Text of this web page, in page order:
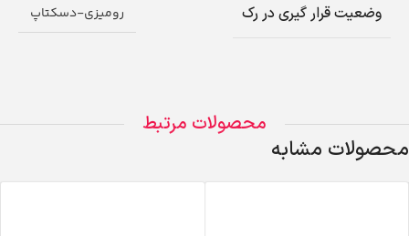
وضعیت قرار گیری در رک رومیزی-دسکتاپ
محصولات مرتبط
محصولات مشابه